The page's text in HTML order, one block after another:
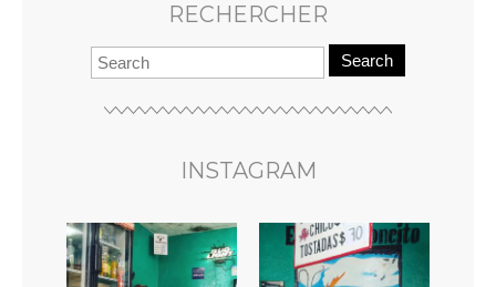
RECHERCHER
Search
INSTAGRAM